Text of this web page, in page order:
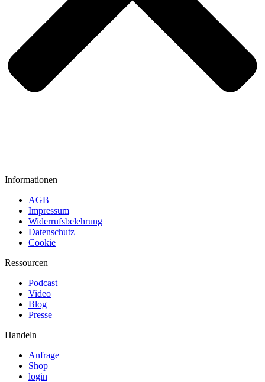
Informationen
AGB
Impressum
Widerrufsbelehrung
Datenschutz
Cookie
Ressourcen
Podcast
Video
Blog
Presse
Handeln
Anfrage
Shop
login